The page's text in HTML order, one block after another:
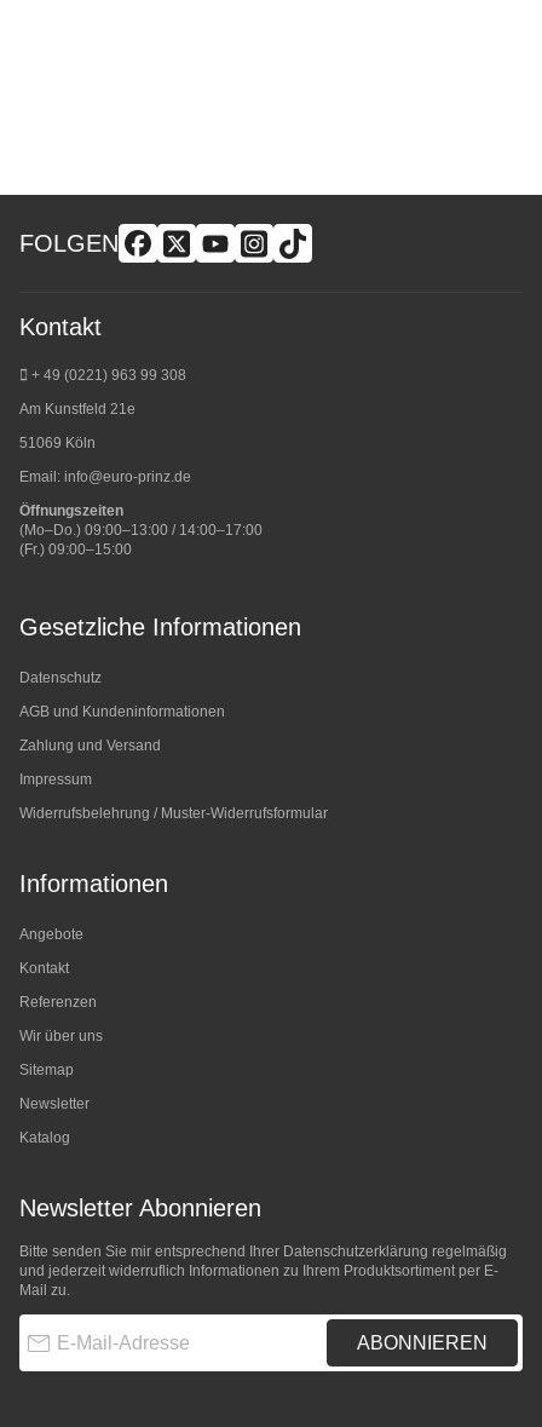
FOLGEN
Kontakt
+ 49 (0221) 963 99 308
Am Kunstfeld 21e
51069 Köln
Email: info@euro-prinz.de
Öffnungszeiten
(Mo–Do.) 09:00–13:00 / 14:00–17:00
(Fr.) 09:00–15:00
Gesetzliche Informationen
Datenschutz
AGB und Kundeninformationen
Zahlung und Versand
Impressum
Widerrufsbelehrung / Muster-Widerrufsformular
Informationen
Angebote
Kontakt
Referenzen
Wir über uns
Sitemap
Newsletter
Katalog
Newsletter Abonnieren
Bitte senden Sie mir entsprechend Ihrer Datenschutzerklärung regelmäßig
und jederzeit widerruflich Informationen zu Ihrem Produktsortiment per E-
Mail zu.
ABONNIEREN